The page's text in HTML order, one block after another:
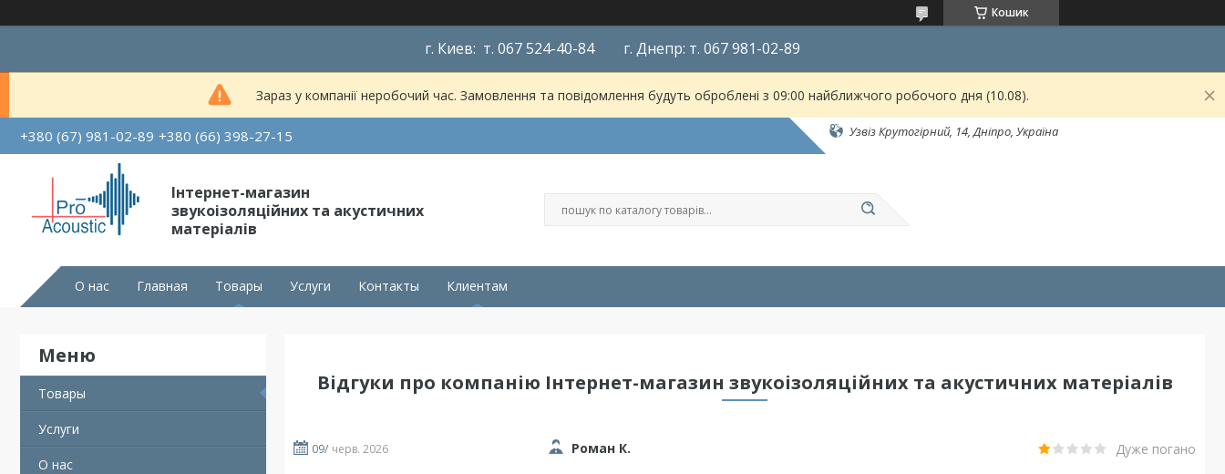
Кошик
г. Киев: т. 067 524-40-84 г. Днепр: т. 067 981-02-89
Зараз у компанії неробочий час. Замовлення та повідомлення будуть оброблені з 09:00 найближчого робочого дня (10.08).
+380 (67) 981-02-89 +380 (66) 398-27-15 Узвіз Крутогірний, 14, Дніпро, Україна
Інтернет-магазин
звукоізоляційних та акустичних
матеріалів
О нас Главная Товары Услуги Контакты Клиентам
Товары
Услуги
О нас
Відгуки про компанію Інтернет-магазин звукоізоляційних та акустичних матеріалів
09/ черв. 2026 Роман К. Дуже погано